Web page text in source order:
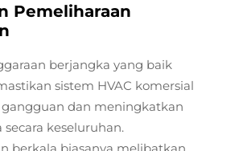
Pemeliharaan
berjangka yang baik
sistem HVAC komersial
dan meningkatkan
keseluruhan.
berkala biasanya melibatkan